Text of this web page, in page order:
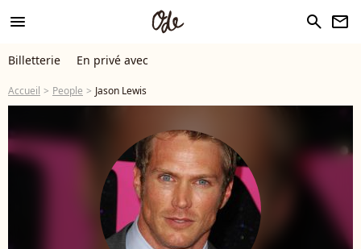
menu search newsletter
Billetterie En privé avec
Accueil People Jason Lewis